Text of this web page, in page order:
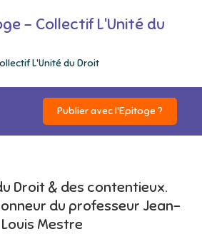
– Collectif L'Unité du
L'Unité du Droit
Publier avec l'Epitoge ?
Droit & des contentieux.
du professeur Jean-
Louis Mestre